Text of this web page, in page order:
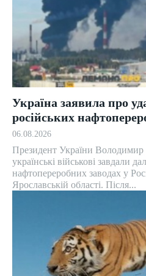
Україна заявила про
російських
06.08.2026
Президент України Володимир
українські військові завдали
нафтопереробних заводах у
Ярославській області. Після...